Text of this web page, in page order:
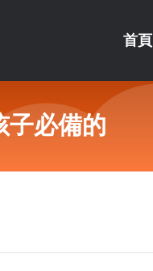
首頁
子必備的